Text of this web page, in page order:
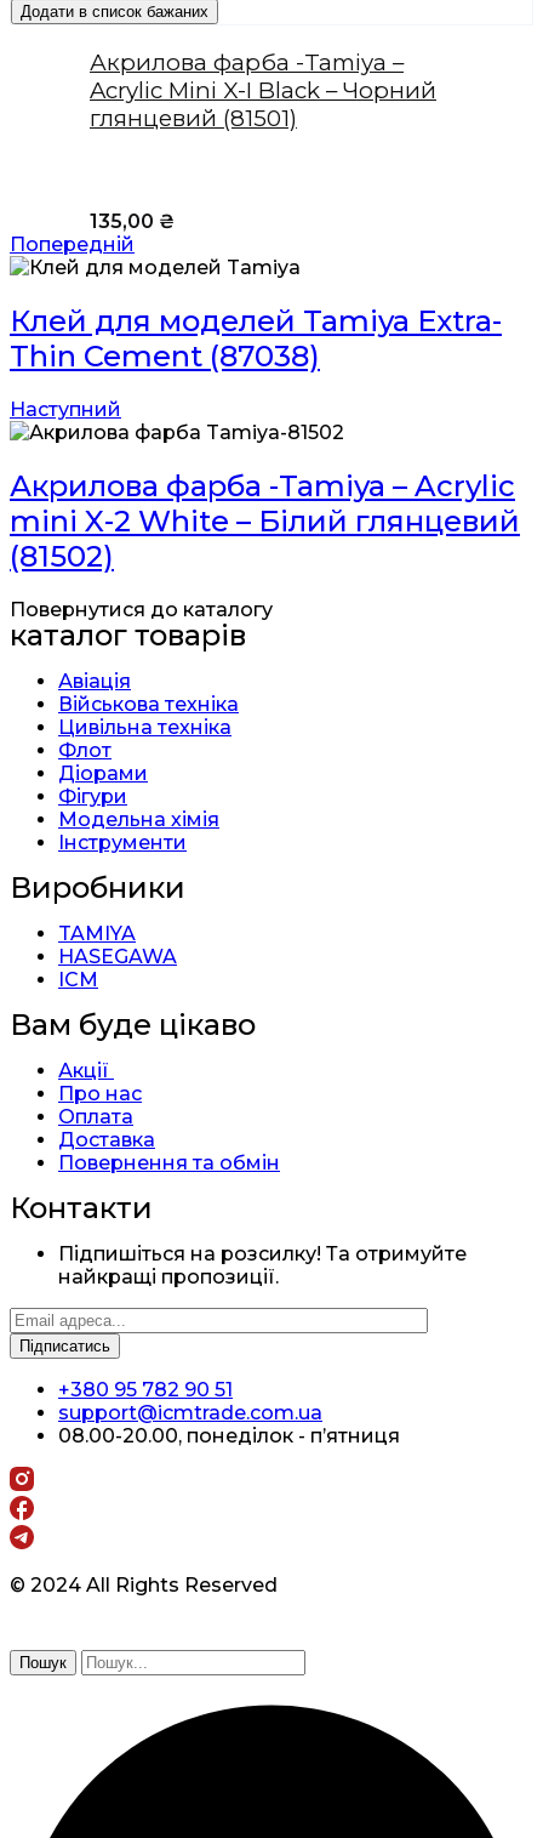
Додати в список бажаних
Акрилова фарба -Tamiya –
Acrylic Mini X-I Black – Чорний
глянцевий (81501)
135,00 ₴
Попередній
Клей для моделей Tamiya Extra-
Thin Cement (87038)
Наступний
Акрилова фарба -Tamiya – Acrylic
mini X-2 White – Білий глянцевий
(81502)
Повернутися до каталогу
каталог товарів
Авіація
Військова техніка
Цивільна техніка
Флот
Діорами
Фігури
Модельна хімія
Інструменти
Виробники
TAMIYA
HASEGAWA
ICM
Вам буде цікаво
Акції
Про нас
Оплата
Доставка
Повернення та обмін
Контакти
Підпишіться на розсилку! Та отримуйте
найкращі пропозиції.
+380 95 782 90 51
support@icmtrade.com.ua
08.00-20.00, понеділок - п’ятниця
© 2024 All Rights Reserved
Пошук